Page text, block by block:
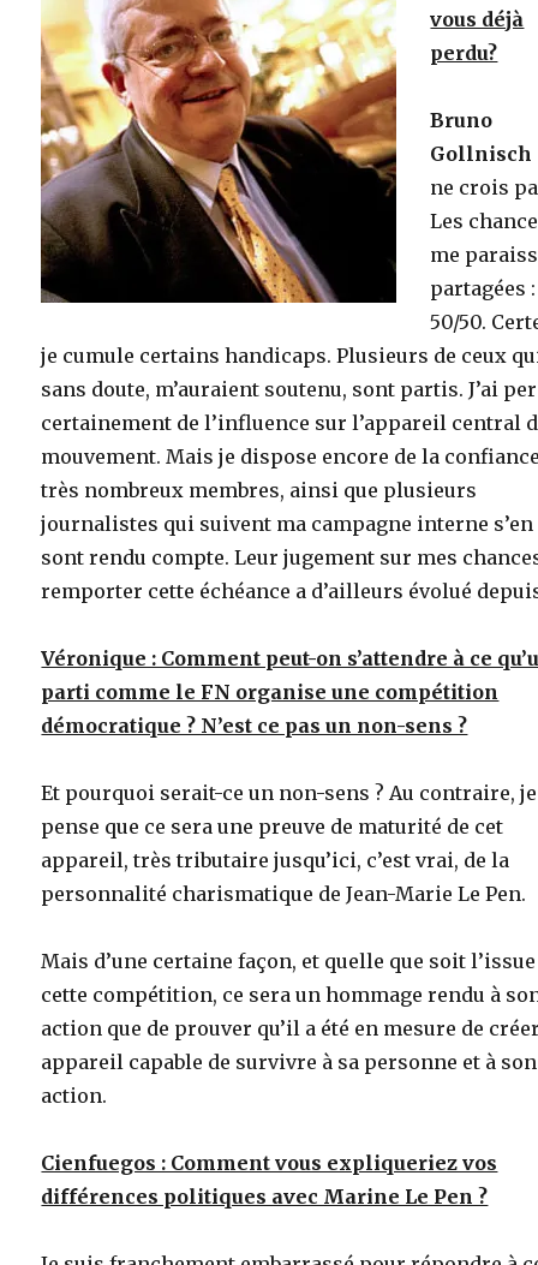
vous déjà
perdu?
Bruno
Gollnisch
ne crois
Les
me
partagées :
50/50.
je cumule certains handicaps. Plusieurs de ceux
sans doute, m’auraient soutenu, sont partis. J’ai
certainement de l’influence sur l’appareil central
mouvement. Mais je dispose encore de la
très nombreux membres, ainsi que plusieurs
journalistes qui suivent ma campagne interne s’en
sont rendu compte. Leur jugement sur mes
remporter cette échéance a d’ailleurs évolué
Véronique : Comment peut-on s’attendre à ce
parti comme le FN organise une compétition
démocratique ? N’est ce pas un non-sens ?
Et pourquoi serait-ce un non-sens ? Au contraire, je
pense que ce sera une preuve de maturité de cet
appareil, très tributaire jusqu’ici, c’est vrai, de la
personnalité charismatique de Jean-Marie Le Pen.
Mais d’une certaine façon, et quelle que soit
cette compétition, ce sera un hommage rendu à
action que de prouver qu’il a été en mesure de
appareil capable de survivre à sa personne et à son
action.
Cienfuegos : Comment vous expliqueriez vos
différences politiques avec Marine Le Pen ?